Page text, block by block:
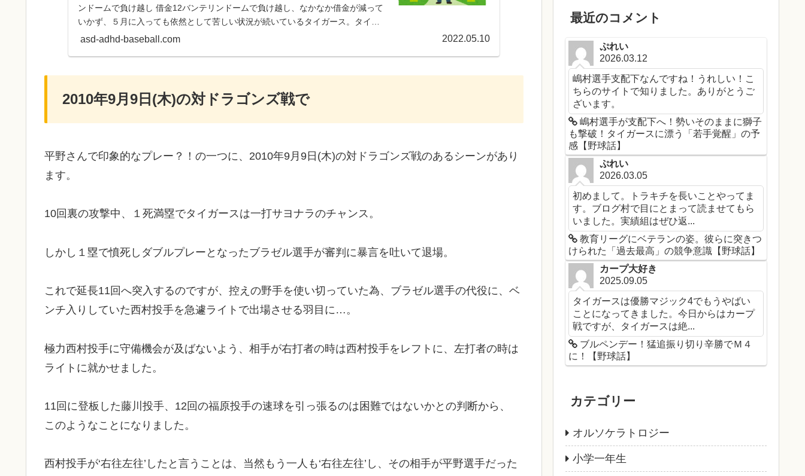
ンドームで負け越し 借金12バンテリンドームで負け越し、なかなか借金が減って
いかず、５月に入っても依然として苦しい状況が続いているタイガース。タイガ
ース、サヨナラ負...
asd-adhd-baseball.com 2022.05.10
2010年9月9日(木)の対ドラゴンズ戦で
平野さんで印象的なプレー？！の一つに、2010年9月9日(木)の対ドラゴンズ戦のあるシーンがあり
ます。
10回裏の攻撃中、１死満塁でタイガースは一打サヨナラのチャンス。
しかし１塁で憤死しダブルプレーとなったブラゼル選手が審判に暴言を吐いて退場。
これで延長11回へ突入するのですが、控えの野手を使い切っていた為、ブラゼル選手の代役に、ベ
ンチ入りしていた西村投手を急遽ライトで出場させる羽目に…。
極力西村投手に守備機会が及ばないよう、相手が右打者の時は西村投手をレフトに、左打者の時は
ライトに就かせました。
11回に登板した藤川投手、12回の福原投手の速球を引っ張るのは困難ではないかとの判断から、
このようなことになりました。
西村投手が‘右往左往’したと言うことは、当然もう一人も‘右往左往’し、その相手が平野選手だった
最近のコメント
ぷれい
2026.03.12
嶋村選手支配下なんですね！うれしい！こ
ちらのサイトで知りました。ありがとうご
ざいます。
嶋村選手が支配下へ！勢いそのままに獅子
も撃破！タイガースに漂う「若手覚醒」の予
感【野球話】
ぷれい
2026.03.05
初めまして。トラキチを長いことやってま
す。ブログ村で目にとまって読ませてもら
いました。実績組はぜひ返...
教育リーグにベテランの姿。彼らに突きつ
けられた「過去最高」の競争意識【野球話】
カープ大好き
2025.09.05
タイガースは優勝マジック4でもうやばい
ことになってきました。今日からはカープ
戦ですが、タイガースは絶...
ブルペンデー！猛追振り切り辛勝でＭ４
に！【野球話】
カテゴリー
オルソケラトロジー
小学一年生